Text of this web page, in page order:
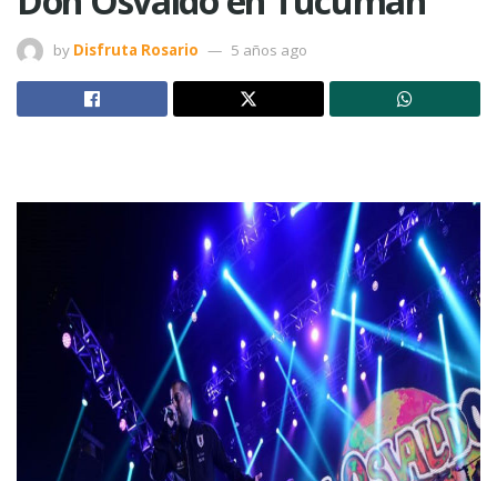
by Disfruta Rosario 5 años ago